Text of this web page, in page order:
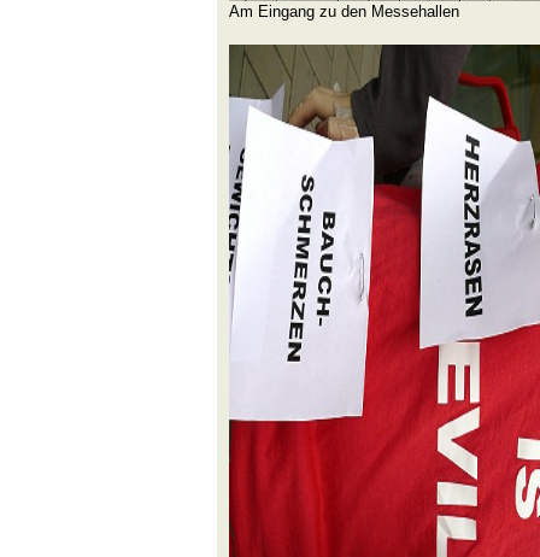
Am Eingang zu den Messehallen